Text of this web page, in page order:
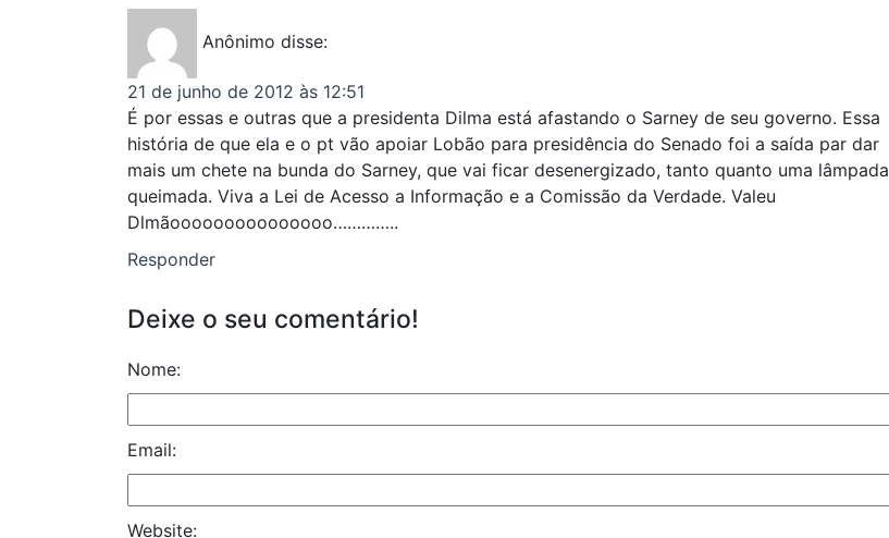
Anônimo disse:
21 de junho de 2012 às 12:51
É por essas e outras que a presidenta Dilma está afastando o Sarney de seu governo. Essa
história de que ela e o pt vão apoiar Lobão para presidência do Senado foi a saída par dar
mais um chete na bunda do Sarney, que vai ficar desenergizado, tanto quanto uma lâmpada
queimada. Viva a Lei de Acesso a Informação e a Comissão da Verdade. Valeu
Dlmãooooooooooooooo…………..
Responder
Deixe o seu comentário!
Nome:
Email:
Website: